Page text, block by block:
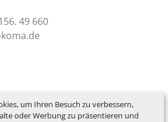
um Ihren Besuch zu verbessern,
oder Werbung zu präsentieren und
49 660